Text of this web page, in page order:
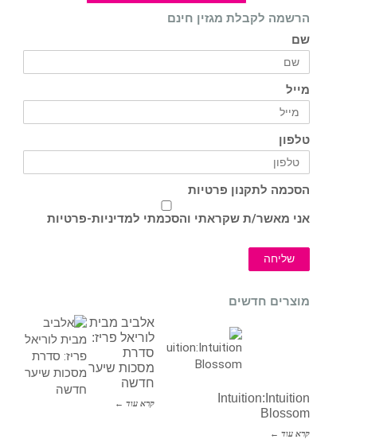
הרשמה לקבלת מגזין חינם
שם
מייל
טלפון
הסכמה לתקנון פרטיות
אני מאשר/ת שקראתי והסכמתי למדיניות-פרטיות
שליחה
מוצרים חדשים
אלביב מבית
לוריאל פריז:
סדרת
מסכות שיער
חדשה
קרא עוד ←
Intuition:Intuition
Blossom
קרא עוד ←